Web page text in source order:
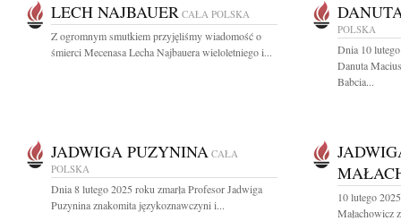
LECH NAJBAUER CAŁA POLSKA
Z ogromnym smutkiem przyjęliśmy wiadomość o
śmierci Mecenasa Lecha Najbauera wieloletniego i...
POLSKA
Dnia 10
Danuta
Babcia...
JADWIGA PUZYNINA CAŁA
POLSKA
Dnia 8 lutego 2025 roku zmarła Profesor Jadwiga
Puzynina znakomita językoznawczyni i...
10 lutego
Małachowicz